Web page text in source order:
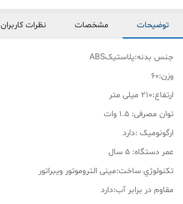
توضیحات مشخصات نظرات کاربران
جنس بدنه:پلاستیکABS
وزن:60
ارتفاع:210 میلی متر
توان مصرفی: 1.5 وات
ارگونومیک :دارد
عمر دستگاه: 5 سال
تکنولوژي ساخت:مینی التروموتور ویبراتور
مقاوم در برابر آب:دارد